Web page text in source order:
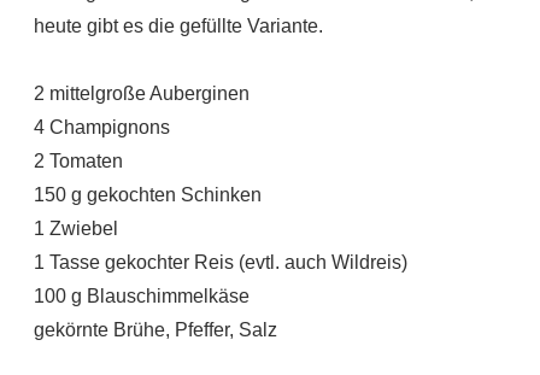
heute gibt es die gefüllte Variante.
2 mittelgroße Auberginen
4 Champignons
2 Tomaten
150 g gekochten Schinken
1 Zwiebel
1 Tasse gekochter Reis (evtl. auch Wildreis)
100 g Blauschimmelkäse
gekörnte Brühe, Pfeffer, Salz